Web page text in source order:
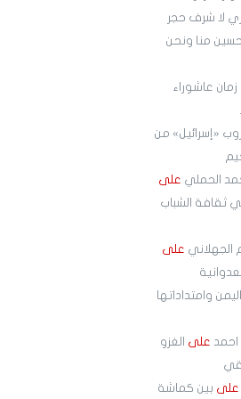
لا شرف حجر
منا ونحن
عاشوراء
«إسرائيل» من
الحملي على
ثقافة الشباب
الجهلاني على
وامتداداتها
على
الغزو
على بين كماشة